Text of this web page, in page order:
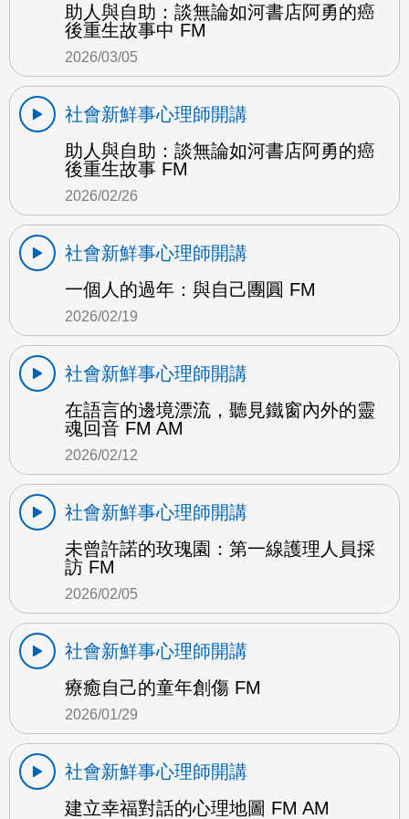
助人與自助：談無論如河書店阿勇的癌
後重生故事中 FM
2026/03/05
社會新鮮事心理師開講
助人與自助：談無論如河書店阿勇的癌
後重生故事 FM
2026/02/26
社會新鮮事心理師開講
一個人的過年：與自己團圓 FM
2026/02/19
社會新鮮事心理師開講
在語言的邊境漂流，聽見鐵窗內外的靈
魂回音 FM AM
2026/02/12
社會新鮮事心理師開講
未曾許諾的玫瑰園：第一線護理人員採
訪 FM
2026/02/05
社會新鮮事心理師開講
療癒自己的童年創傷 FM
2026/01/29
社會新鮮事心理師開講
建立幸福對話的心理地圖 FM AM